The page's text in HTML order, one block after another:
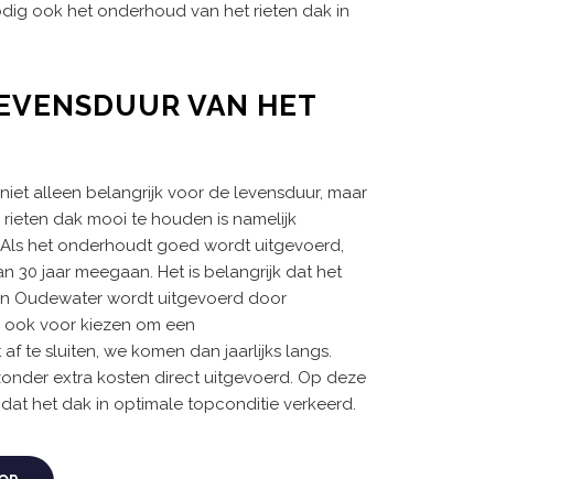
ook het onderhoud van het rieten dak in
VAN HET
alleen belangrijk voor de levensduur, maar
dak mooi te houden is namelijk
het onderhoudt goed wordt uitgevoerd,
30 jaar meegaan. Het is belangrijk dat het
Oudewater wordt uitgevoerd door
voor kiezen om een
te sluiten, we komen dan jaarlijks langs.
extra kosten direct uitgevoerd. Op deze
het dak in optimale topconditie verkeerd.